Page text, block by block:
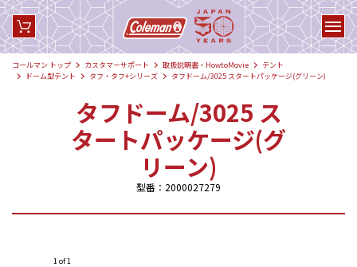
コールマン トップ カスタマーサポート 取扱説明書・HowtoMovie
テント
ドーム型テント
タフ・タフ+シリーズ タフドーム/3025 スタートパッケージ(グリーン)
タフドーム/3025 ス
タートパッケージ(グ
リーン)
型番：2000027279
1 of 1